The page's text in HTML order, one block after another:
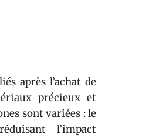
après l’achat de
précieux et
sont variées : le
l’impact